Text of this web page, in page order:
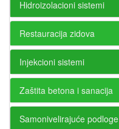
Hidroizolacioni sistemi
Restauracija zidova
Injekcioni sistemi
Zaštita betona i sanacija
Samonivelirajuće podloge